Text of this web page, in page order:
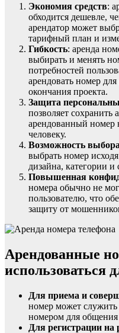
Экономия средств:
обходится дешевле,
арендатор может
тарифный план и
Гибкость: аренда
выбирать и менять
потребностей
арендовать номер
окончания проекта.
Защита
позволяет сохранить
арендованный номер
человеку.
Возможность
выбрать номер
дизайна, категории и
Повышенная
номера обычно не
пользователю, что
защиту от
Арендованные
использоваться
Для приема и
номер может
номером для
Для регистрации на